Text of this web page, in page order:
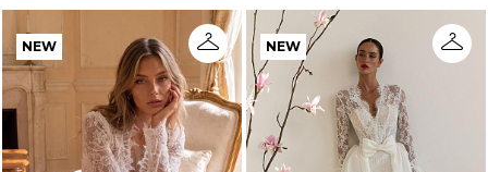
NEW NEW